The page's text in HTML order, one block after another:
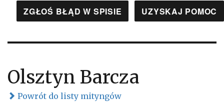
ZGŁOŚ BŁĄD W SPISIE UZYSKAJ POMOC
Olsztyn Barcza
Powrót do listy mityngów